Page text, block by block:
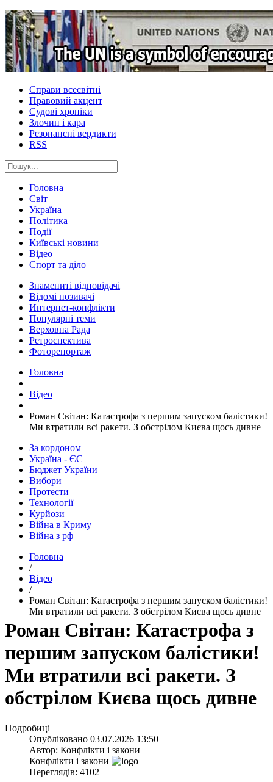
Справи всесвітні
Правовий акцент
Судові хроніки
Злочин і кара
Резонансні вердикти
RSS
Головна
Світ
Україна
Політика
Події
Київські новини
Відео
Спорт та діло
Знамениті відповідачі
Відомі позивачі
Интернет-конфлікти
Популярні теми
Верховна Рада
Ретроспектива
Фоторепортаж
Головна
Відео
​Роман Світан: Катастрофа з першим запуском балістики!
Ми втратили всі ракети. З обстрілом Києва щось дивне
За кордоном
Україна - ЄС
Бюджет України
Вибори
Протести
Технології
Курйози
Війна в Криму
Війна з рф
Головна
/
Відео
/
​Роман Світан: Катастрофа з першим запуском балістики!
Ми втратили всі ракети. З обстрілом Києва щось дивне
​Роман Світан: Катастрофа з
першим запуском балістики!
Ми втратили всі ракети. З
обстрілом Києва щось дивне
Подробиці
Опубліковано 03.07.2026 13:50
Автор: Конфлікти і закони
Конфлікти і закони
Переглядів: 4102